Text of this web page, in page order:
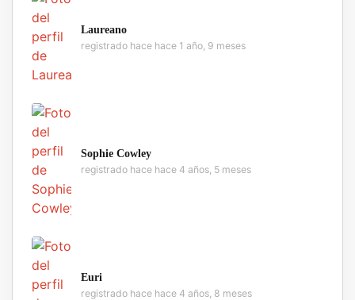
Laureano
registrado hace hace 1 año, 9 meses
Sophie Cowley
registrado hace hace 4 años, 5 meses
Euri
registrado hace hace 4 años, 8 meses